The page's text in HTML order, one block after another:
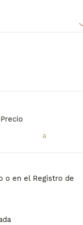
o en el Registro de
perfecto:
variar